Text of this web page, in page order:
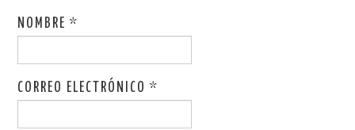
NOMBRE*
CORREO ELECTRÓNICO*